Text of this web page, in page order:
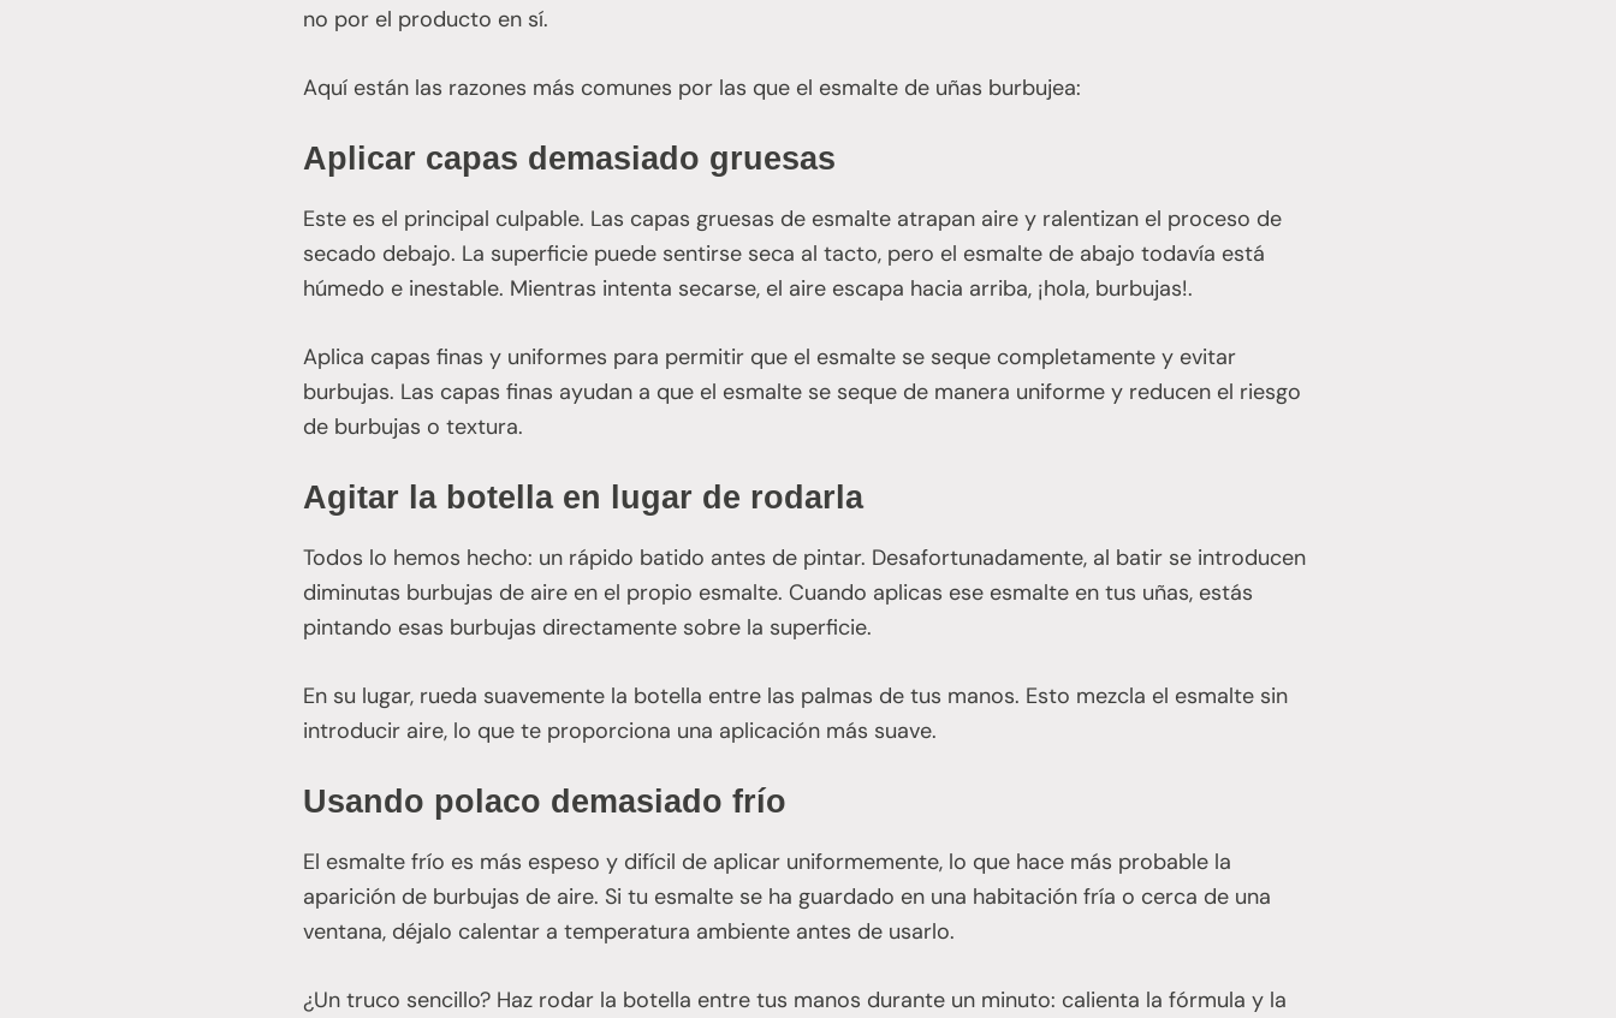
no por el producto en sí.
Aquí están las razones más comunes por las que el esmalte de uñas burbujea:
Aplicar capas demasiado gruesas
Este es el principal culpable. Las capas gruesas de esmalte atrapan aire y ralentizan el proceso de
secado debajo. La superficie puede sentirse seca al tacto, pero el esmalte de abajo todavía está
húmedo e inestable. Mientras intenta secarse, el aire escapa hacia arriba, ¡hola, burbujas!.
Aplica capas finas y uniformes para permitir que el esmalte se seque completamente y evitar
burbujas. Las capas finas ayudan a que el esmalte se seque de manera uniforme y reducen el riesgo
de burbujas o textura.
Agitar la botella en lugar de rodarla
Todos lo hemos hecho: un rápido batido antes de pintar. Desafortunadamente, al batir se introducen
diminutas burbujas de aire en el propio esmalte. Cuando aplicas ese esmalte en tus uñas, estás
pintando esas burbujas directamente sobre la superficie.
En su lugar, rueda suavemente la botella entre las palmas de tus manos. Esto mezcla el esmalte sin
introducir aire, lo que te proporciona una aplicación más suave.
Usando polaco demasiado frío
El esmalte frío es más espeso y difícil de aplicar uniformemente, lo que hace más probable la
aparición de burbujas de aire. Si tu esmalte se ha guardado en una habitación fría o cerca de una
ventana, déjalo calentar a temperatura ambiente antes de usarlo.
¿Un truco sencillo? Haz rodar la botella entre tus manos durante un minuto: calienta la fórmula y la